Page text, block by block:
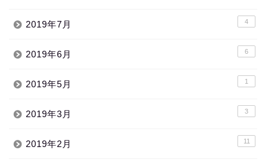
2019年7月 4
2019年6月 6
2019年5月 1
2019年3月 3
2019年2月 11